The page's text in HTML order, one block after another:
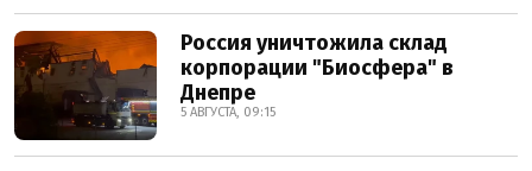
Россия уничтожила склад
корпорации "Биосфера" в
Днепре
5 АВГУСТА, 09:15